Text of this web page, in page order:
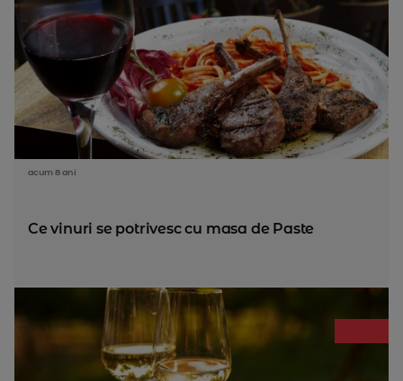
acum 8 ani
Ce vinuri se potrivesc cu masa de Paste